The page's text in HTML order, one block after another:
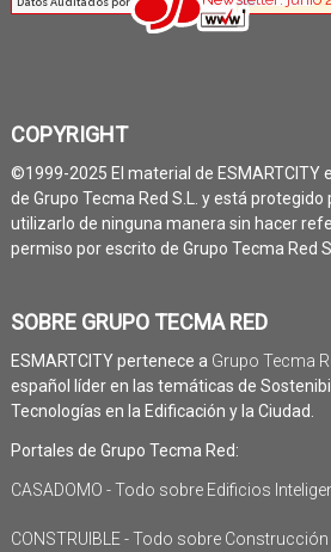
COPYRIGHT
©1999-2025 El material de ESMARTCITY
de Grupo Tecma Red S.L. y está
utilizarlo de ninguna manera sin hacer
permiso por escrito de Grupo Tecma Red
SOBRE GRUPO TECMA RED
ESMARTCITY pertenece a Grupo Tecma
español líder en las temáticas de
Tecnologías en la Edificación y la Ciudad.
Portales de Grupo Tecma Red:
CASADOMO - Todo sobre Edificios
CONSTRUIBLE - Todo sobre